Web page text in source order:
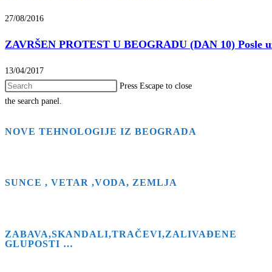
27/08/2016
ZAVRŠEN PROTEST U BEOGRADU (DAN 10) Posle
13/04/2017
Press Escape to close
the search panel.
NOVE TEHNOLOGIJE IZ BEOGRADA
SUNCE , VETAR ,VODA, ZEMLJA
ZABAVA,SKANDALI,TRAČEVI,ZALIVAĐENE
GLUPOSTI …